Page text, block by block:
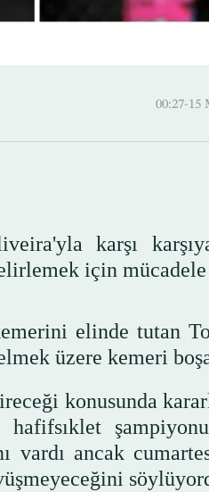
karşı
için mücadele
elinde tutan
üzere kemeri
konusunda
vardı ancak